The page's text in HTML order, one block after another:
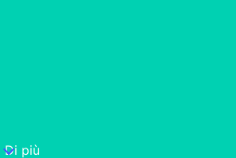
Di più